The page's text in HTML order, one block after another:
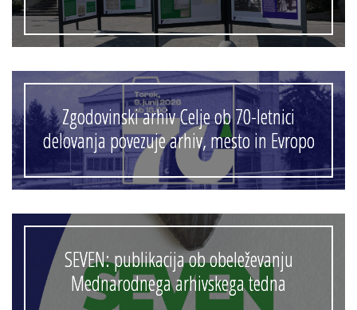
Zgodovinski arhiv Celje ob 70-letnici
delovanja povezuje arhiv, mesto in Evropo
SEVEN: publikacija ob obeleževanju
Mednarodnega arhivskega tedna